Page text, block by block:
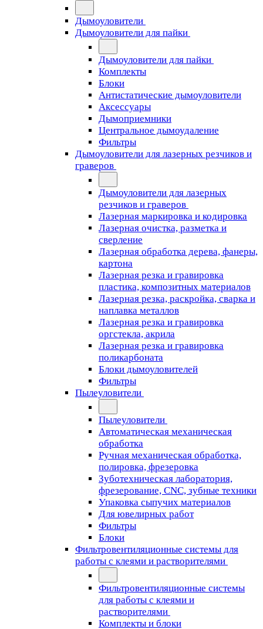
Дымоуловители
Дымоуловители для пайки
Дымоуловители для пайки
Комплекты
Блоки
Антистатические дымоуловители
Аксессуары
Дымоприемники
Центральное дымоудаление
Фильтры
Дымоуловители для лазерных резчиков и
граверов
Дымоуловители для лазерных
резчиков и граверов
Лазерная маркировка и кодировка
Лазерная очистка, разметка и
сверление
Лазерная обработка дерева, фанеры,
картона
Лазерная резка и гравировка
пластика, композитных материалов
Лазерная резка, раскройка, сварка и
наплавка металлов
Лазерная резка и гравировка
оргстекла, акрила
Лазерная резка и гравировка
поликарбоната
Блоки дымоуловителей
Фильтры
Пылеуловители
Пылеуловители
Автоматическая механическая
обработка
Ручная механическая обработка,
полировка, фрезеровка
Зуботехническая лаборатория,
фрезерование, CNC, зубные техники
Упаковка сыпучих материалов
Для ювелирных работ
Фильтры
Блоки
Фильтровентиляционные системы для
работы с клеями и растворителями
Фильтровентиляционные системы
для работы с клеями и
растворителями
Комплекты и блоки